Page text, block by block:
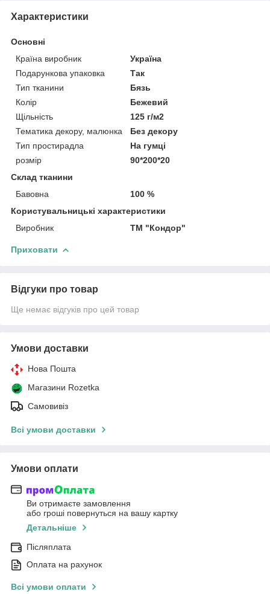
Характеристики
Основні
Країна виробник
Україна
Подарункова упаковка
Так
Тип тканини
Бязь
Колір
Бежевий
Щільність
125 г/м2
Тематика декору, малюнка
Без декору
Тип простирадла
На гумці
розмір
90*200*20
Склад тканини
Бавовна
100 %
Користувальницькі характеристики
Виробник
ТМ "Кондор"
Приховати
Відгуки про товар
Ще немає відгуків про цей товар
Умови доставки
Нова Пошта
Магазини Rozetka
Самовивіз
Всі умови доставки
Умови оплати
Ви отримаєте замовлення
або гроші повернуться на вашу картку
Детальніше
Післяплата
Оплата на рахунок
Всі умови оплати